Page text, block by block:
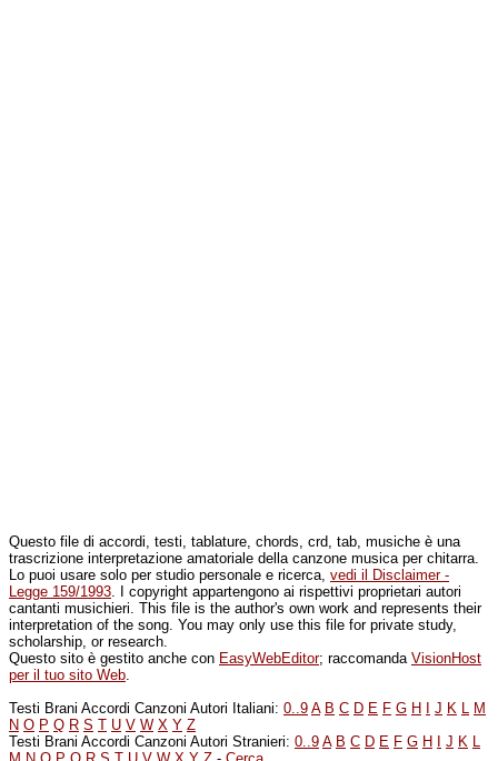
Questo file di accordi, testi, tablature, chords, crd, tab, musiche è una
trascrizione interpretazione amatoriale della canzone musica per chitarra.
Lo puoi usare solo per studio personale e ricerca, vedi il Disclaimer -
Legge 159/1993. I copyright appartengono ai rispettivi proprietari autori
cantanti musichieri. This file is the author's own work and represents their
interpretation of the song. You may only use this file for private study,
scholarship, or research.
Questo sito è gestito anche con EasyWebEditor; raccomanda VisionHost
per il tuo sito Web.
Testi Brani Accordi Canzoni Autori Italiani: 0..9 A B C D E F G H J K L M
N O P Q R S T U V W X Y Z
Testi Brani Accordi Canzoni Autori Stranieri: 0..9 A B C D E F G H J K L